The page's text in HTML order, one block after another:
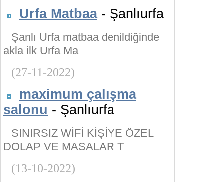
Urfa Matbaa- Şanlıurfa
Şanlı Urfa matbaa denildiğinde
akla ilk Urfa Ma
(27-11-2022)
maximum çalışma
salonu - Şanlıurfa
SINIRSIZ WİFİ KİŞİYE ÖZEL
DOLAP VE MASALAR T
(13-10-2022)